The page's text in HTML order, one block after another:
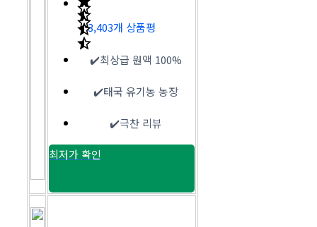
3,403개 상품평
✔️최상급 원액 100%
✔️태국 유기농 농장
✔️극찬 리뷰
최저가 확인